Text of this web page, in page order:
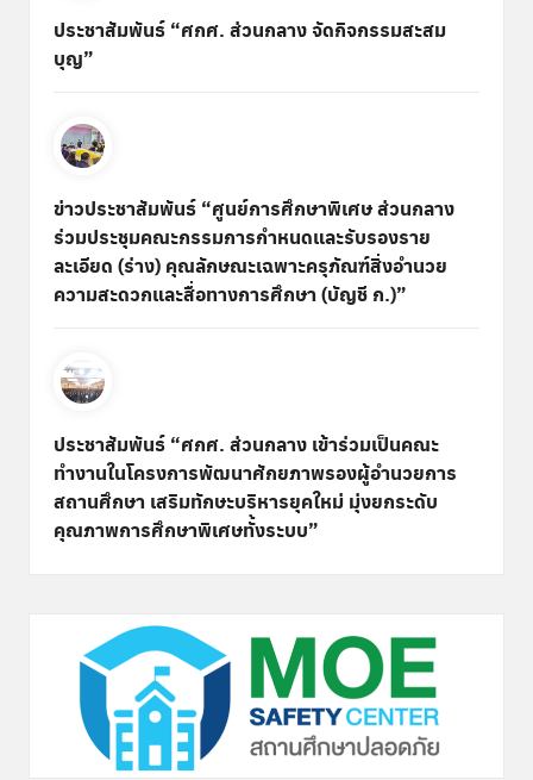
ประชาสัมพันธ์ “ศกศ. ส่วนกลาง จัดกิจกรรมสะสม
บุญ”
ข่าวประชาสัมพันธ์ “ศูนย์การศึกษาพิเศษ ส่วนกลาง
ร่วมประชุมคณะกรรมการกำหนดและรับรองราย
ละเอียด (ร่าง) คุณลักษณะเฉพาะครุภัณฑ์สิ่งอำนวย
ความสะดวกและสื่อทางการศึกษา (บัญชี ก.)”
ประชาสัมพันธ์ “ศกศ. ส่วนกลาง เข้าร่วมเป็นคณะ
ทำงานในโครงการพัฒนาศักยภาพรองผู้อำนวยการ
สถานศึกษา เสริมทักษะบริหารยุคใหม่ มุ่งยกระดับ
คุณภาพการศึกษาพิเศษทั้งระบบ”